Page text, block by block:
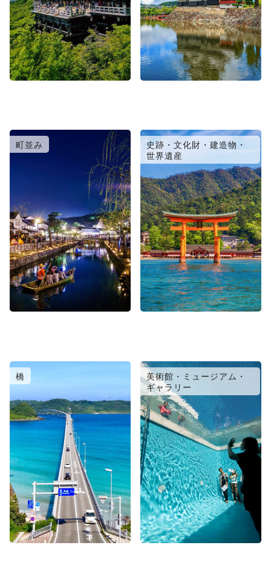
町並み
史跡・文化財・建造物・
世界遺産
橋
美術館・ミュージアム・
ギャラリー